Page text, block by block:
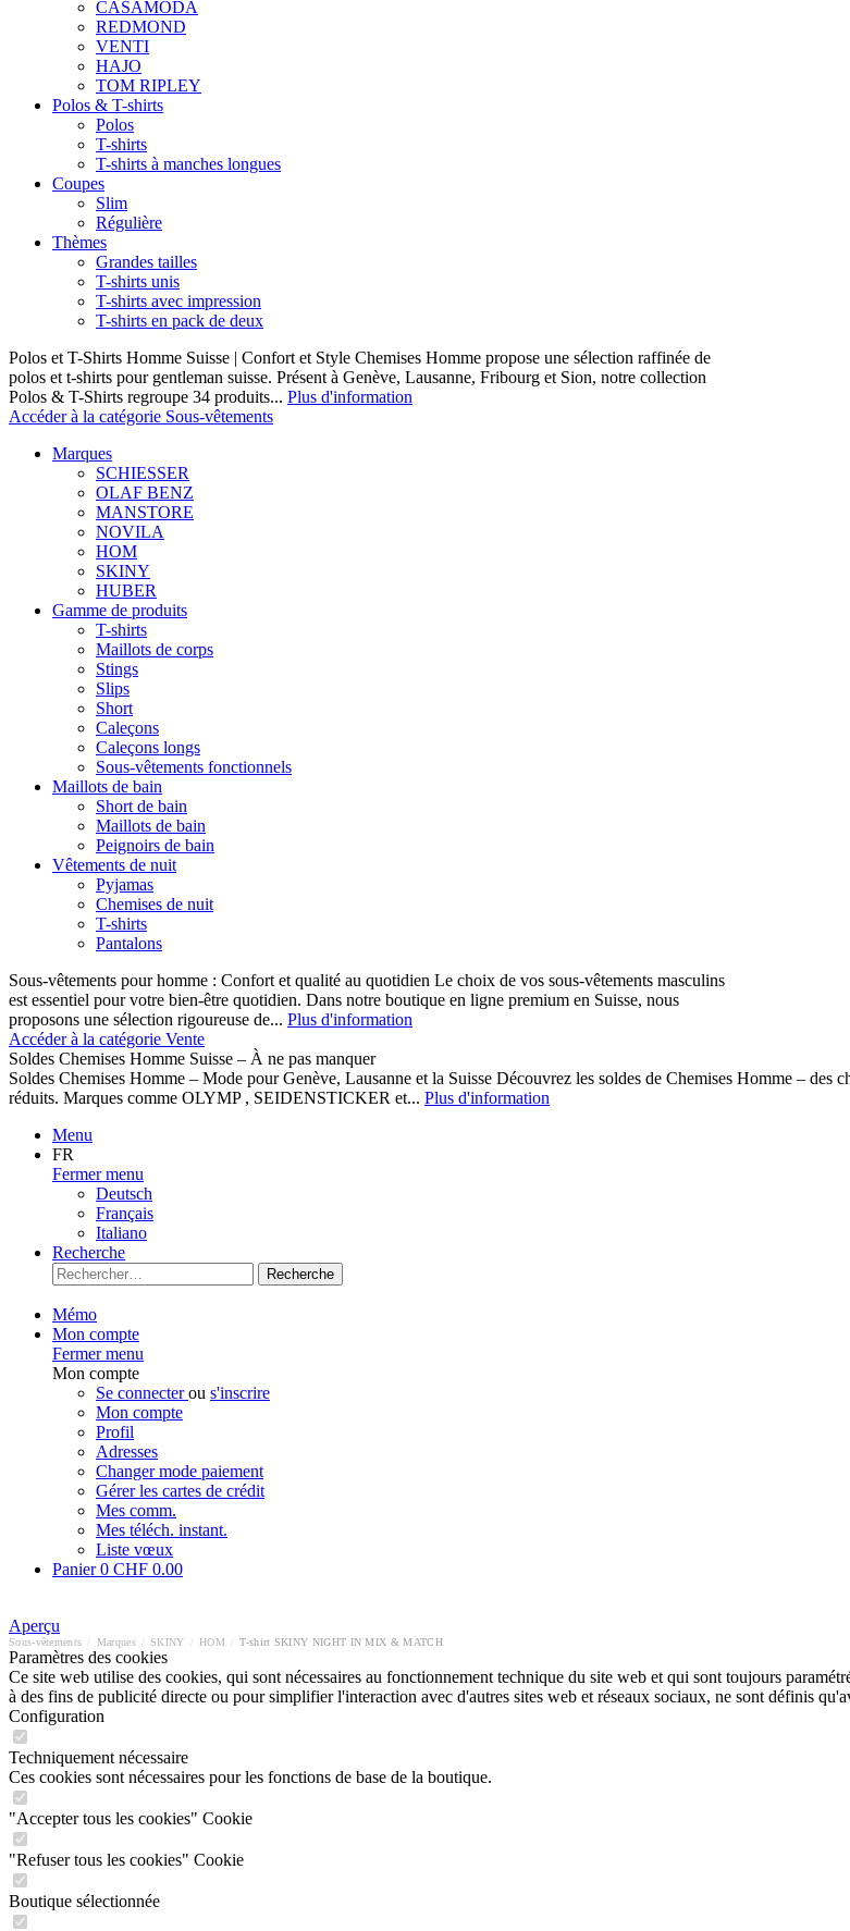
CASAMODA
REDMOND
VENTI
HAJO
TOM RIPLEY
Polos & T-shirts
Polos
T-shirts
T-shirts à manches longues
Coupes
Slim
Régulière
Thèmes
Grandes tailles
T-shirts unis
T-shirts avec impression
T-shirts en pack de deux
Polos et T-Shirts Homme Suisse | Confort et Style Chemises Homme propose une sélection raffinée de
polos et t-shirts pour gentleman suisse. Présent à Genève, Lausanne, Fribourg et Sion, notre collection
Polos & T-Shirts regroupe 34 produits... Plus d'information
Accéder à la catégorie Sous-vêtements
Marques
SCHIESSER
OLAF BENZ
MANSTORE
NOVILA
HOM
SKINY
HUBER
Gamme de produits
T-shirts
Maillots de corps
Stings
Slips
Short
Caleçons
Caleçons longs
Sous-vêtements fonctionnels
Maillots de bain
Short de bain
Maillots de bain
Peignoirs de bain
Vêtements de nuit
Pyjamas
Chemises de nuit
T-shirts
Pantalons
Sous-vêtements pour homme : Confort et qualité au quotidien Le choix de vos sous-vêtements masculins
est essentiel pour votre bien-être quotidien. Dans notre boutique en ligne premium en Suisse, nous
proposons une sélection rigoureuse de... Plus d'information
Accéder à la catégorie Vente
Soldes Chemises Homme Suisse – À ne pas manquer
Soldes Chemises Homme – Mode pour Genève, Lausanne et la Suisse Découvrez les soldes de Chemises Homme – des
réduits. Marques comme OLYMP , SEIDENSTICKER et... Plus d'information
Menu
FR
Fermer menu
Deutsch
Français
Italiano
Recherche
Recherche
Mémo
Mon compte
Fermer menu
Mon compte
Se connecterou s'inscrire
Mon compte
Profil
Adresses
Changer mode paiement
Gérer les cartes de crédit
Mes comm.
Mes téléch. instant.
Liste vœux
Panier0 CHF 0.00
Aperçu
Sous-vêtements Marques SKINY HOM T-shirt SKINY NIGHT IN MIX & MATCH
Paramètres des cookies
Ce site web utilise des cookies, qui sont nécessaires au fonctionnement technique du site web et qui sont toujours
à des fins de publicité directe ou pour simplifier l'interaction avec d'autres sites web et réseaux sociaux, ne sont définis
Configuration
Techniquement nécessaire
Ces cookies sont nécessaires pour les fonctions de base de la boutique.
"Accepter tous les cookies" Cookie
"Refuser tous les cookies" Cookie
Boutique sélectionnée